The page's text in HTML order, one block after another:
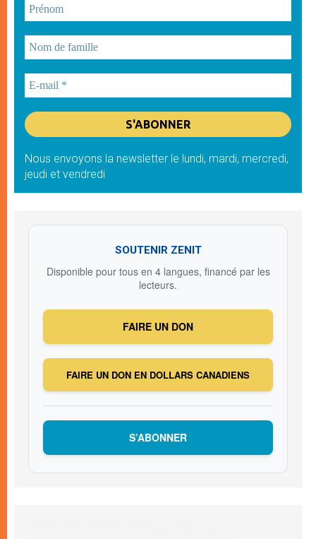
Nous envoyons la newsletter le lundi, mardi, mercredi,
jeudi et vendredi
SOUTENIR ZENIT
Disponible pour tous en 4 langues, financé par les
lecteurs.
FAIRE UN DON
FAIRE UN DON EN DOLLARS CANADIENS
S’ABONNER